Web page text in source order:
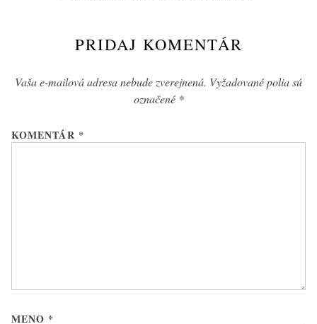
PRIDAJ KOMENTÁR
Vaša e-mailová adresa nebude zverejnená. Vyžadované polia sú
označené *
KOMENTÁR *
MENO *